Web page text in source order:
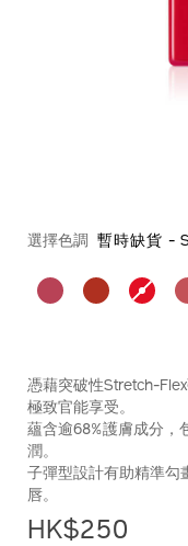
品
號：
選擇色調
憑藉突破性Stretch-
極致官能享受。
蘊含逾68%護膚成分，
潤。
子彈型設計有助精準勾
唇。
HK$250